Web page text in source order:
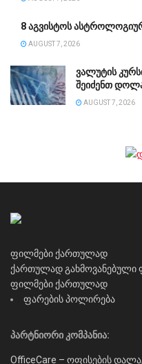
8 აგვისტოს
AUGUST 7, 2026
ვალუტის
შეიძენთ
AUGUST 7, 2026
ფილმები ქართულად
ქართულად გახმოვანებული
ფილმები ქართულად
ფარების პოლირება
პარტნიორი კომპანია:
OfficeCare – ოფისების